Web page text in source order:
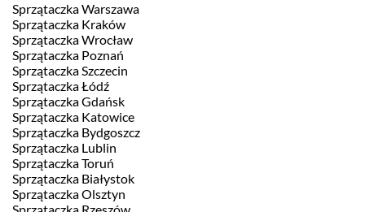
Sprzątaczka Warszawa
Sprzątaczka Kraków
Sprzątaczka Wrocław
Sprzątaczka Poznań
Sprzątaczka Szczecin
Sprzątaczka Łódź
Sprzątaczka Gdańsk
Sprzątaczka Katowice
Sprzątaczka Bydgoszcz
Sprzątaczka Lublin
Sprzątaczka Toruń
Sprzątaczka Białystok
Sprzątaczka Olsztyn